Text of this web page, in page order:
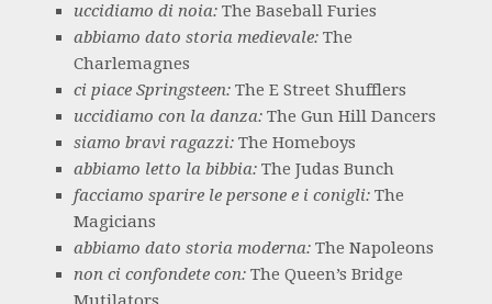
uccidiamo di noia:The Baseball Furies
abbiamo dato storia medievale:The
Charlemagnes
ci piace Springsteen:The E Street Shufflers
uccidiamo con la danza:The Gun Hill Dancers
siamo bravi ragazzi:The Homeboys
abbiamo letto la bibbia:The Judas Bunch
facciamo sparire le persone e i conigli:The
Magicians
abbiamo dato storia moderna:The Napoleons
non ci confondete con:The Queen’s Bridge